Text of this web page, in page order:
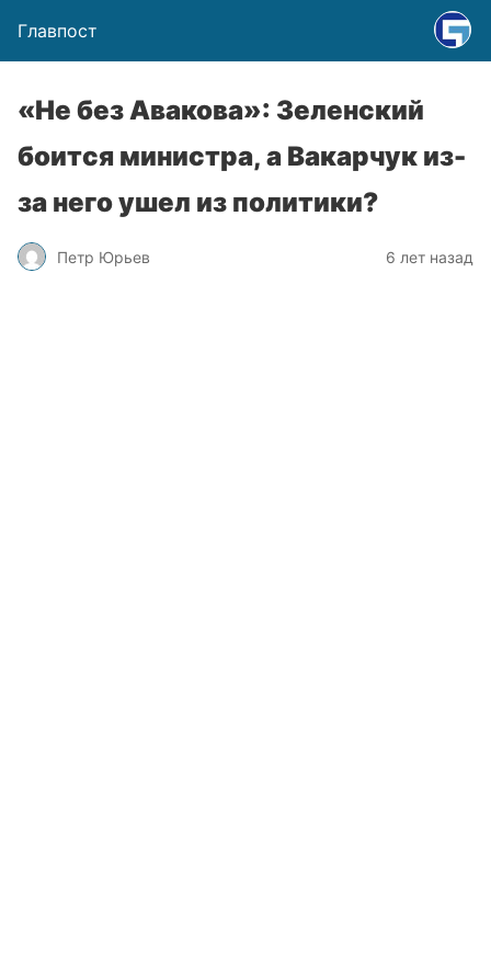
Главпост
«Не без Авакова»: Зеленский
боится министра, а Вакарчук из-
за него ушел из политики?
Петр Юрьев 6 лет назад